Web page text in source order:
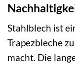
Stahlblech ist
Trapezbleche
macht. Die